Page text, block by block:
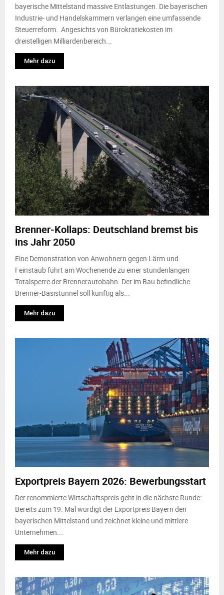
bayerische Mittelstand massive Entlastungen. Die bayerischen
Industrie- und Handelskammern verlangen eine umfassende
Steuerreform. Angesichts von Bürokratiekosten im
dreistelligen Milliardenbereich...
Mehr dazu
Brenner-Kollaps: Deutschland bremst bis
ins Jahr 2050
Eine Demonstration von Anwohnern gegen Lärm und
Feinstaub führt am Wochenende zu einer stundenlangen
Totalsperre der Brennerautobahn. Der im Bau befindliche
Brenner-Basistunnel soll künftig als...
Mehr dazu
Exportpreis Bayern 2026: Bewerbungsstart
Der renommierte Wirtschaftspreis geht in die nächste Runde:
Bereits zum 19. Mal würdigt der Exportpreis Bayern den
bayerischen Mittelstand und zeichnet kleine und mittlere
Unternehmen...
Mehr dazu